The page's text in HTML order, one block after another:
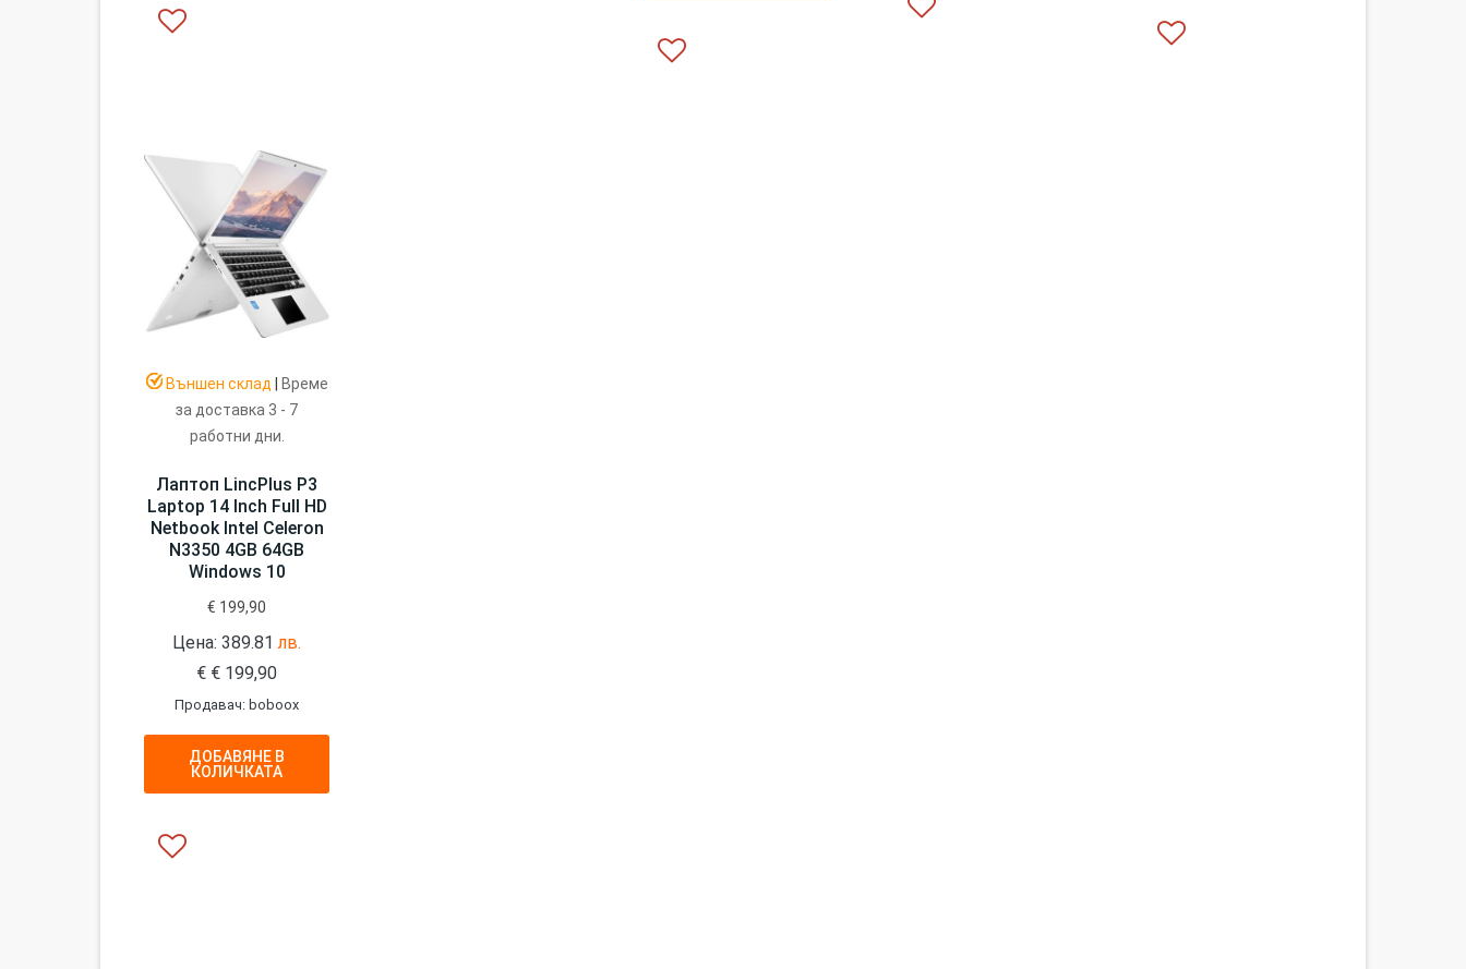
Външен склад
Време
за доставка 3 - 7
работни дни.
Лаптоп LincPlus P3
Laptop 14 Inch Full HD
Netbook Intel Celeron
N3350 4GB 64GB
Windows 10
€ 199,90
Цена: 389.81лв.
€ € 199,90
Продавач: boboox
ДОБАВЯНЕ В
КОЛИЧКАТА